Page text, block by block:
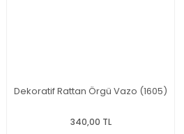
Dekoratif Rattan Örgü Vazo (1605)
340,00 TL